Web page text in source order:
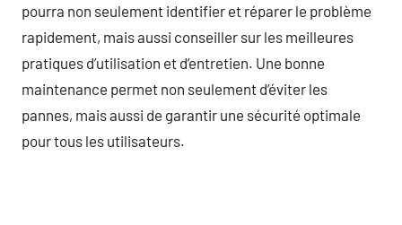
pourra non seulement identifier et réparer le problème
rapidement, mais aussi conseiller sur les meilleures
pratiques d’utilisation et d’entretien. Une bonne
maintenance permet non seulement d’éviter les
pannes, mais aussi de garantir une sécurité optimale
pour tous les utilisateurs.